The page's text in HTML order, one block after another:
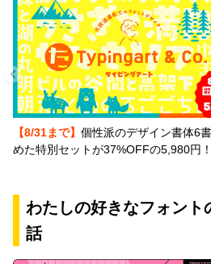
【8/31まで】 個性派のデザイン書体6
めた特別セットが37%OFFの5,980円！
わたしの好きなフォント
話